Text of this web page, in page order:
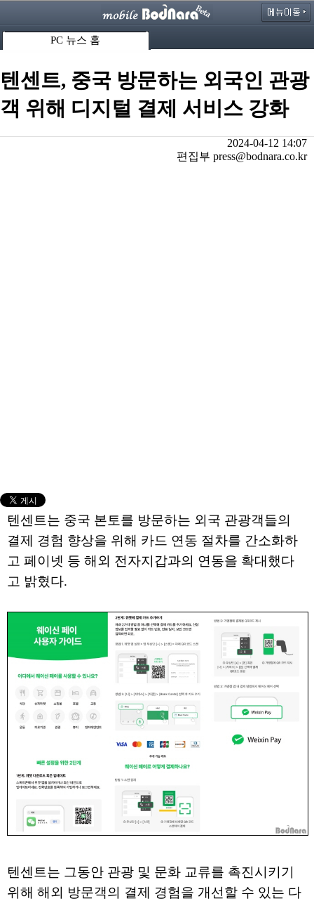
PC 뉴스 홈
텐센트, 중국 방문하는 외국인 관광
객 위해 디지털 결제 서비스 강화
2024-04-12 14:07
편집부 press@bodnara.co.kr
텐센트는 중국 본토를 방문하는 외국 관광객들의
결제 경험 향상을 위해 카드 연동 절차를 간소화하
고 페이넷 등 해외 전자지갑과의 연동을 확대했다
고 밝혔다.
텐센트는 그동안 관광 및 문화 교류를 촉진시키기
위해 해외 방문객의 결제 경험을 개선할 수 있는 다